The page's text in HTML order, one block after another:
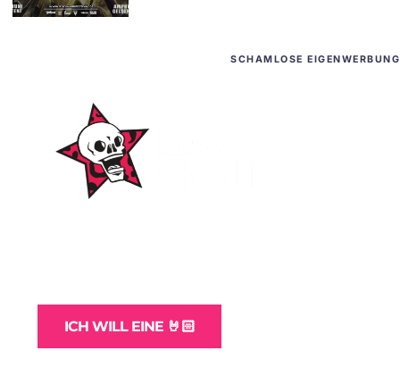
SCHAMLOSE EIGENWERBUNG
ICH WILL EINE 🤘🏻